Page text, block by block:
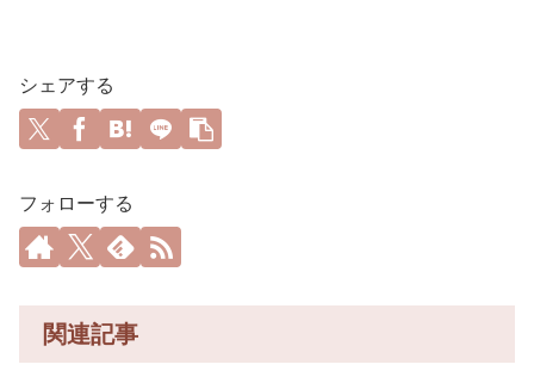
シェアする
フォローする
関連記事